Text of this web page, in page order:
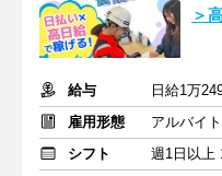
＞
給与
雇用形態
アルバイ
シフト
週1日以上